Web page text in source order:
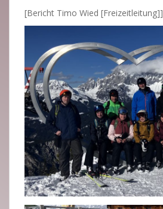
[Bericht Timo Wied [Freizeitleitung]]